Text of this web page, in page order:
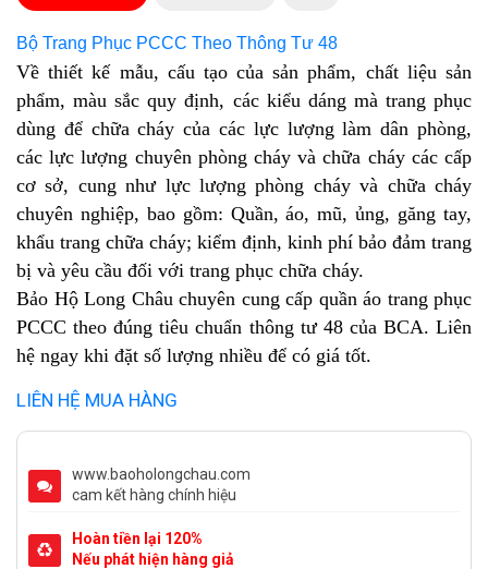
Bộ Trang Phục PCCC Theo Thông Tư 48
Về thiết kế mẫu, cấu tạo của sản phẩm, chất liệu sản
phẩm, màu sắc quy định, các kiểu dáng mà trang phục
dùng để chữa cháy của các lực lượng làm dân phòng,
các lực lượng chuyên phòng cháy và chữa cháy các cấp
cơ sở, cung như lực lượng phòng cháy và chữa cháy
chuyên nghiệp, bao gồm: Quần, áo, mũ, ủng, găng tay,
khẩu trang chữa cháy; kiểm định, kinh phí bảo đảm trang
bị và yêu cầu đối với trang phục chữa cháy.
Bảo Hộ Long Châu chuyên cung cấp quần áo trang phục
PCCC theo đúng tiêu chuẩn thông tư 48 của BCA. Liên
hệ ngay khi đặt số lượng nhiều để có giá tốt.
LIÊN HỆ MUA HÀNG
www.baoholongchau.com
cam kết hàng chính hiệu
Hoàn tiền lại 120%
Nếu phát hiện hàng giả